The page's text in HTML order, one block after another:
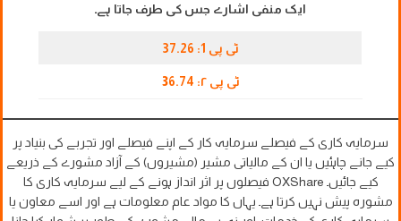
ایک منفی اشارے جس کی طرف جاتا ہے۔
ٹی پی 1: 37.26
ٹی پی ۲: 36.74
سرمایہ کاری کے فیصلے سرمایہ کار کے اپنے فیصلے اور تجربے کی بنیاد پر
کیے جانے چاہئیں یا ان کے مالیاتی مشیر (مشیروں) کے آزاد مشورے کے ذریعے
کیے جائیں۔ OXShare فیصلوں پر اثر انداز ہونے کے لیے سرمایہ کاری کا
مشورہ پیش نہیں کرتا ہے۔ یہاں کا مواد عام معلومات ہے اور اسے معاون یا